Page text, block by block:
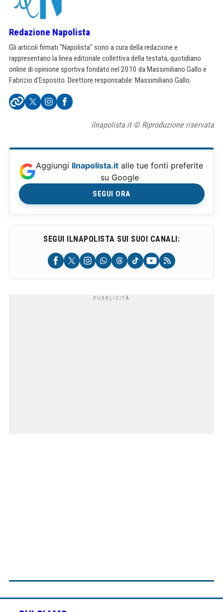
Redazione Napolista
Gli articoli firmati "Napolista" sono a cura della redazione e
rappresentano la linea editoriale collettiva della testata, quotidiano
online di opinione sportiva fondato nel 2010 da Massimiliano Gallo e
Fabrizio d'Esposito. Direttore responsabile: Massimiliano Gallo.
ilnapolista.it © Riproduzione riservata
Aggiungi Ilnapolista.it alle tue fonti preferite
su Google
SEGUI ORA
SEGUI ILNAPOLISTA SUI SUOI CANALI: